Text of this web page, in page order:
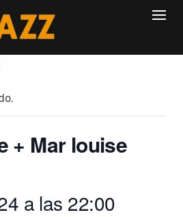
+ Mar louise
a las 22:00